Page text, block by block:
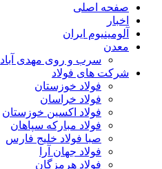
صفحه اصلی
اخبار
آلومینیوم ایران
معدن
سرب و روی مهدی آباد
شرکت های فولاد
فولاد خوزستان
فولاد خراسان
فولاد اکسین خوزستان
فولاد مبارکه سپاهان
صبا فولاد خلیج فارس
فولاد جهان آرا
فولاد هرمزگان